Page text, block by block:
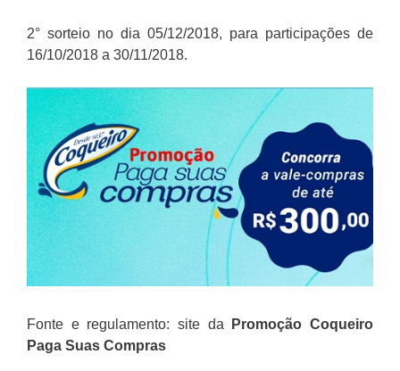
2° sorteio no dia 05/12/2018, para participações de
16/10/2018 a 30/11/2018.
Fonte e regulamento: site da PromoçãoCoqueiro
Paga Suas Compras